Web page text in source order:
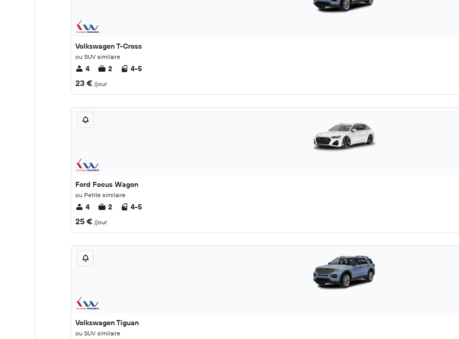
Volkswagen T-Cross
ou SUV similaire
4 2 4-5
23 € /jour
Ford Focus Wagon
ou Petite similaire
4 2 4-5
25 € /jour
Volkswagen Tiguan
ou SUV similaire